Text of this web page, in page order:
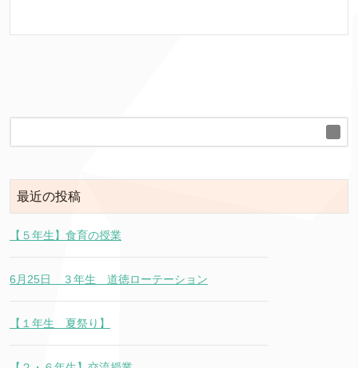
最近の投稿
【５年生】食育の授業
6月25日 ３年生 道徳ローテーション
【１年生 夏祭り】